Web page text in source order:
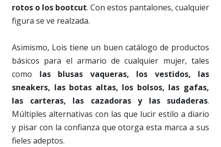
rotos o los bootcut. Con estos pantalones, cualquier
figura se ve realzada.
Asimismo, Lois tiene un buen catálogo de productos
básicos para el armario de cualquier mujer, tales
como las blusas vaqueras, los vestidos, las
sneakers, las botas altas, los bolsos, las gafas,
las carteras, las cazadoras y las sudaderas.
Múltiples alternativas con las que lucir estilo a diario
y pisar con la confianza que otorga esta marca a sus
fieles adeptos.